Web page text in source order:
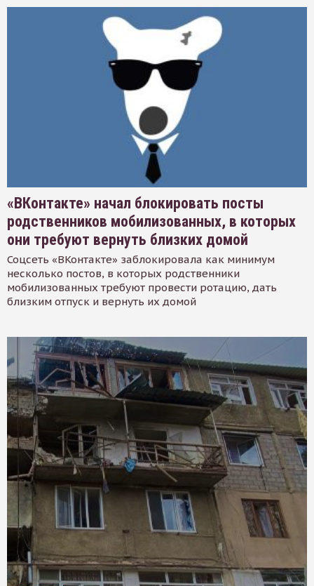
«ВКонтакте» начал блокировать посты
родственников мобилизованных, в которых
они требуют вернуть близких домой
Соцсеть «ВКонтакте» заблокировала как минимум
несколько постов, в которых родственники
мобилизованных требуют провести ротацию, дать
близким отпуск и вернуть их домой